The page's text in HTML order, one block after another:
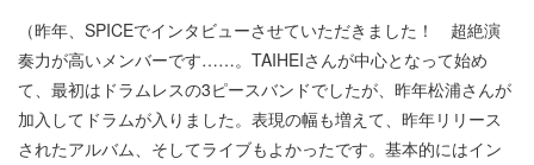
（昨年、SPICEでインタビューさせていただきました！ 超絶演
奏力が高いメンバーです……。TAIHEIさんが中心となって始め
て、最初はドラムレスの3ピースバンドでしたが、昨年松浦さんが
加入してドラムが入りました。表現の幅も増えて、昨年リリース
されたアルバム、そしてライブもよかったです。基本的にはイン